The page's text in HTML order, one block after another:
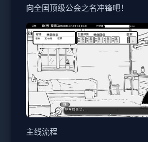
向全国顶级公会之名冲锋吧！
主线流程